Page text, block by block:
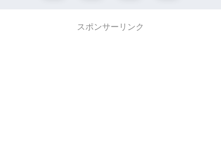
スポンサーリンク